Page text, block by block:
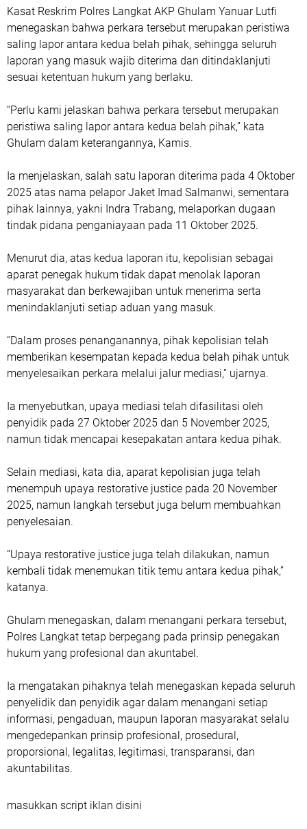
Kasat Reskrim Polres Langkat AKP Ghulam Yanuar Lutfi
menegaskan bahwa perkara tersebut merupakan peristiwa
saling lapor antara kedua belah pihak, sehingga seluruh
laporan yang masuk wajib diterima dan ditindaklanjuti
sesuai ketentuan hukum yang berlaku.
“Perlu kami jelaskan bahwa perkara tersebut merupakan
peristiwa saling lapor antara kedua belah pihak,” kata
Ghulam dalam keterangannya, Kamis.
Ia menjelaskan, salah satu laporan diterima pada 4 Oktober
2025 atas nama pelapor Jaket Imad Salmanwi, sementara
pihak lainnya, yakni Indra Trabang, melaporkan dugaan
tindak pidana penganiayaan pada 11 Oktober 2025.
Menurut dia, atas kedua laporan itu, kepolisian sebagai
aparat penegak hukum tidak dapat menolak laporan
masyarakat dan berkewajiban untuk menerima serta
menindaklanjuti setiap aduan yang masuk.
“Dalam proses penanganannya, pihak kepolisian telah
memberikan kesempatan kepada kedua belah pihak untuk
menyelesaikan perkara melalui jalur mediasi,” ujarnya.
Ia menyebutkan, upaya mediasi telah difasilitasi oleh
penyidik pada 27 Oktober 2025 dan 5 November 2025,
namun tidak mencapai kesepakatan antara kedua pihak.
Selain mediasi, kata dia, aparat kepolisian juga telah
menempuh upaya restorative justice pada 20 November
2025, namun langkah tersebut juga belum membuahkan
penyelesaian.
“Upaya restorative justice juga telah dilakukan, namun
kembali tidak menemukan titik temu antara kedua pihak,”
katanya.
Ghulam menegaskan, dalam menangani perkara tersebut,
Polres Langkat tetap berpegang pada prinsip penegakan
hukum yang profesional dan akuntabel.
Ia mengatakan pihaknya telah menegaskan kepada seluruh
penyelidik dan penyidik agar dalam menangani setiap
informasi, pengaduan, maupun laporan masyarakat selalu
mengedepankan prinsip profesional, prosedural,
proporsional, legalitas, legitimasi, transparansi, dan
akuntabilitas.
masukkan script iklan disini